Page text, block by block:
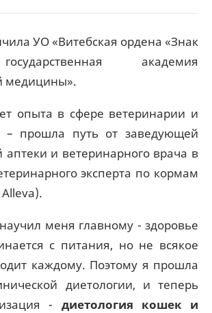
УО «Витебская ордена «Знак
академия
медицины».
опыта в сфере ветеринарии и
– прошла путь от заведующей
аптеки и ветеринарного врача в
эксперта по кормам
меня главному - здоровье
с питания, но не всякое
каждому. Поэтому я прошла
диетологии, и теперь
- диетология кошек и